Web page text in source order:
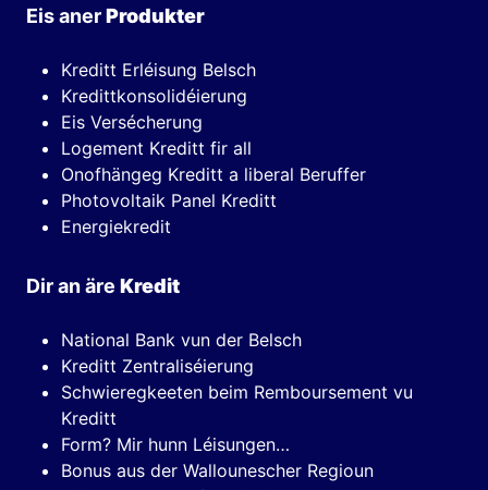
Eis anerProdukter
Kreditt Erléisung Belsch
Kredittkonsolidéierung
Eis Versécherung
Logement Kreditt fir all
Onofhängeg Kreditt a liberal Beruffer
Photovoltaik Panel Kreditt
Energiekredit
Dir an äre Kredit
National Bank vun der Belsch
Kreditt Zentraliséierung
Schwieregkeeten beim Remboursement vu
Kreditt
Form? Mir hunn Léisungen…
Bonus aus der Wallounescher Regioun